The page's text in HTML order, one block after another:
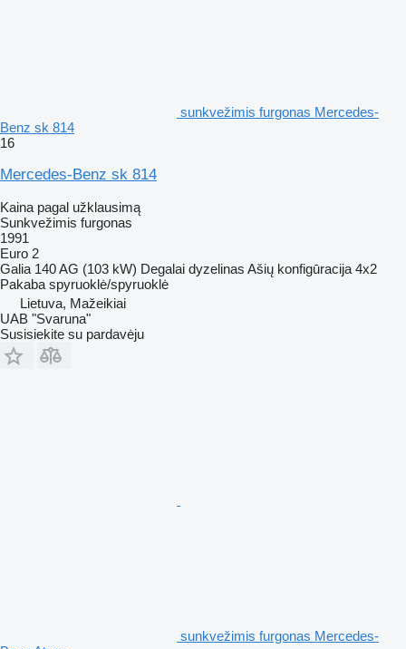
sunkvežimis furgonas Mercedes-
Benz sk 814
16
Mercedes-Benz sk 814
Kaina pagal užklausimą
Sunkvežimis furgonas
1991
Euro 2
Galia 140 AG (103 kW) Degalai dyzelinas Ašių konfigūracija 4x2
Pakaba spyruoklė/spyruoklė
Lietuva, Mažeikiai
UAB "Svaruna"
Susisiekite su pardavėju
sunkvežimis furgonas Mercedes-